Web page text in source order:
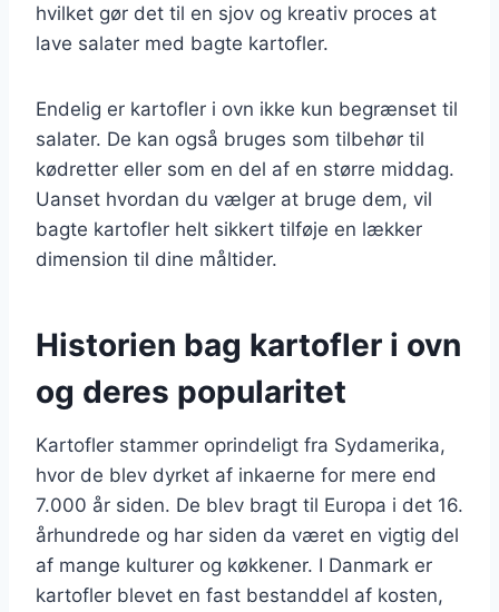
hvilket gør det til en sjov og kreativ proces at
lave salater med bagte kartofler.
Endelig er kartofler i ovn ikke kun begrænset til
salater. De kan også bruges som tilbehør til
kødretter eller som en del af en større middag.
Uanset hvordan du vælger at bruge dem, vil
bagte kartofler helt sikkert tilføje en lækker
dimension til dine måltider.
Historien bag kartofler i ovn
og deres popularitet
Kartofler stammer oprindeligt fra Sydamerika,
hvor de blev dyrket af inkaerne for mere end
7.000 år siden. De blev bragt til Europa i det 16.
århundrede og har siden da været en vigtig del
af mange kulturer og køkkener. I Danmark er
kartofler blevet en fast bestanddel af kosten,